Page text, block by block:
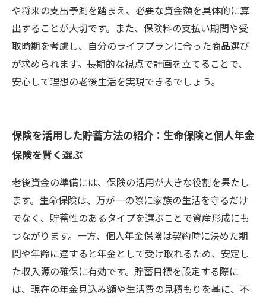
や将来の支出予測を踏まえ、必要な資金額を具体的に算
出することが大切です。また、保険料の支払い期間や受
取時期を考慮し、自分のライフプランに合った商品選び
が求められます。長期的な視点で計画を立てることで、
安心して理想の老後生活を実現できるでしょう。
保険を活用した貯蓄方法の紹介：生命保険と個人年金
保険を賢く選ぶ
老後資金の準備には、保険の活用が大きな役割を果たし
ます。生命保険は、万が一の際に家族の生活を守るだけ
でなく、貯蓄性のあるタイプを選ぶことで資産形成にも
つながります。一方、個人年金保険は契約時に決めた期
間や年齢に達すると年金として受け取れるため、安定し
た収入源の確保に有効です。貯蓄目標を設定する際に
は、現在の年金見込み額や生活費の見積もりを基に、不